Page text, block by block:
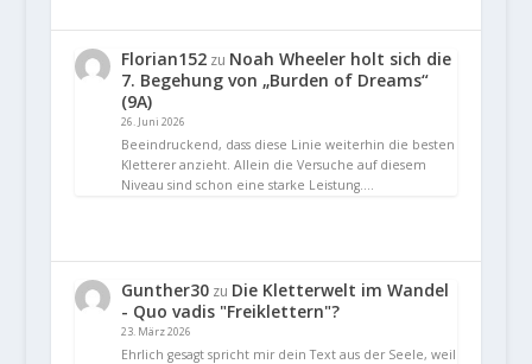
Florian152zu Noah Wheeler holt sich die
7. Begehung von „Burden of Dreams“
(9A)
26. Juni 2026
Beeindruckend, dass diese Linie weiterhin die besten
Kletterer anzieht. Allein die Versuche auf diesem
Niveau sind schon eine starke Leistung.…
Gunther30zu Die Kletterwelt im Wandel
- Quo vadis "Freiklettern"?
23. März 2026
Ehrlich gesagt spricht mir dein Text aus der Seele, weil